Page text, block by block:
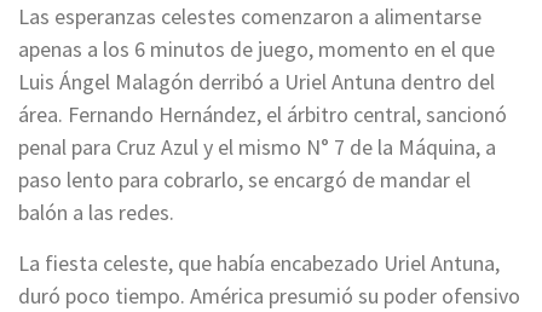
Las esperanzas celestes comenzaron a alimentarse
apenas a los 6 minutos de juego, momento en el que
Luis Ángel Malagón derribó a Uriel Antuna dentro del
área. Fernando Hernández, el árbitro central, sancionó
penal para Cruz Azul y el mismo N° 7 de la Máquina, a
paso lento para cobrarlo, se encargó de mandar el
balón a las redes.
La fiesta celeste, que había encabezado Uriel Antuna,
duró poco tiempo. América presumió su poder ofensivo